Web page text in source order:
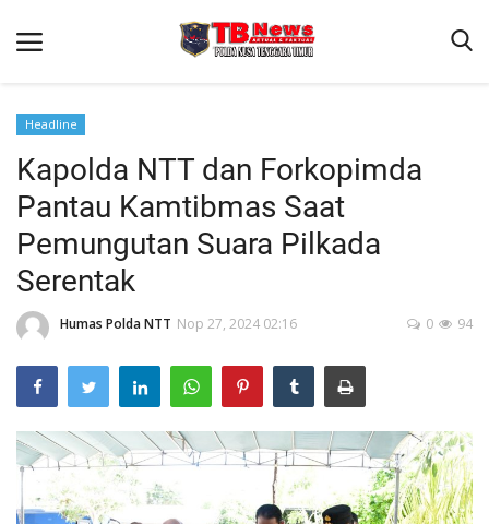
Beranda
Binkam
Terms & Conditions
Reskrim
Lantas
Polisi Kita
Mitra Polisi
Giat Ops
Link Polda NTT
Headline
Kapolda NTT dan Forkopimda
Pantau Kamtibmas Saat
Pemungutan Suara Pilkada
Serentak
Humas Polda NTT Nop 27, 2024 02:16 94
0